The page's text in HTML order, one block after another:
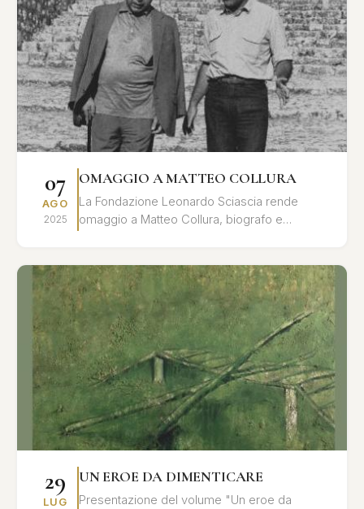
07
AGO
2025
OMAGGIO A MATTEO COLLURA
La Fondazione Leonardo Sciascia rende
omaggio a Matteo Collura, biografo e
29
LUG
UN EROE DA DIMENTICARE
Presentazione del volume "Un eroe da